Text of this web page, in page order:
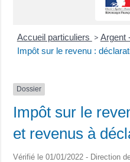
Accueil particuliers > Argent
Impôt sur le revenu :
Dossier
Impôt sur le
et revenus à
Vérifié le 01/01/2022 - Direction